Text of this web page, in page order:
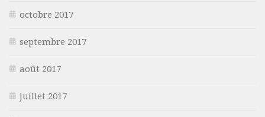
octobre 2017
septembre 2017
août 2017
juillet 2017